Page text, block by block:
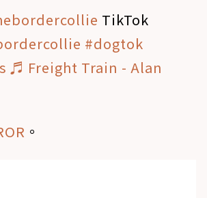
TikTok
#dogtok
♬ Freight Train - Alan
。